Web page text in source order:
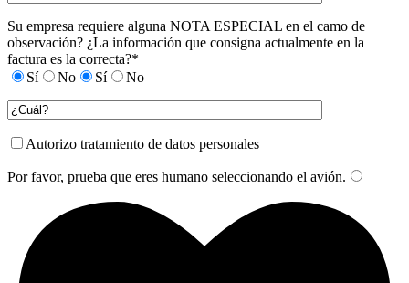
Su empresa requiere alguna NOTA ESPECIAL en el camo de
observación? ¿La información que consigna actualmente en la
factura es la correcta?*
Sí
No Sí No
Autorizo tratamiento de datos personales
Por favor, prueba que eres humano seleccionando el avión.